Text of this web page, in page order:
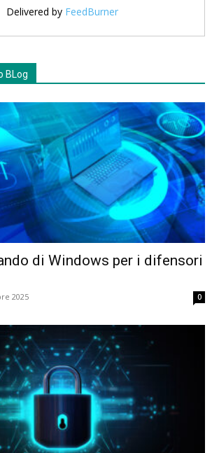
Delivered by FeedBurner
BLog
di Windows per i difensori
2025 0